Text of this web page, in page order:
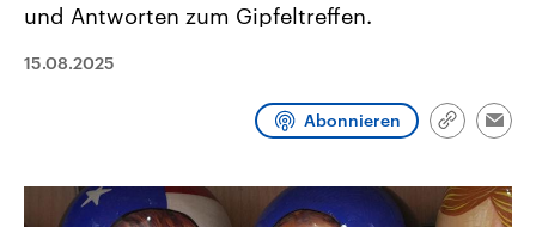
Umfragen, Prognosen,
und Hintergründe zu den Parteien
Sendungen
und Antworten zum Gipfeltreffen.
15.08.2025
Abonnieren
Link